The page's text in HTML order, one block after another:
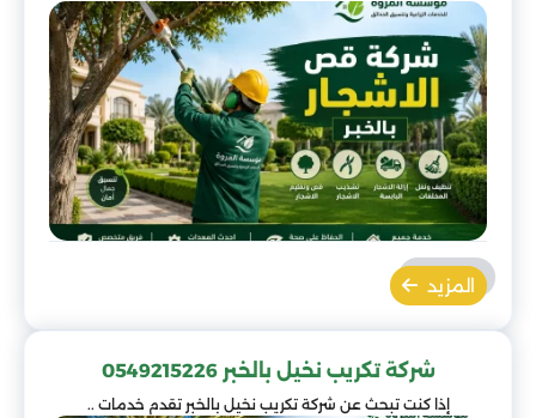
المزيد
شركة تكريب نخيل بالخبر 0549215226
إذا كنت تبحث عن شركة تكريب نخيل بالخبر تقدم خدمات ..